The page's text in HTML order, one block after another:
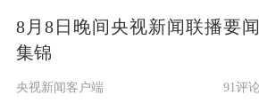
家，下跌个股有1914家
两市半日合计成交16506
8月8日晚间央视新闻联播要闻
集锦
央视新闻客户端 91评论